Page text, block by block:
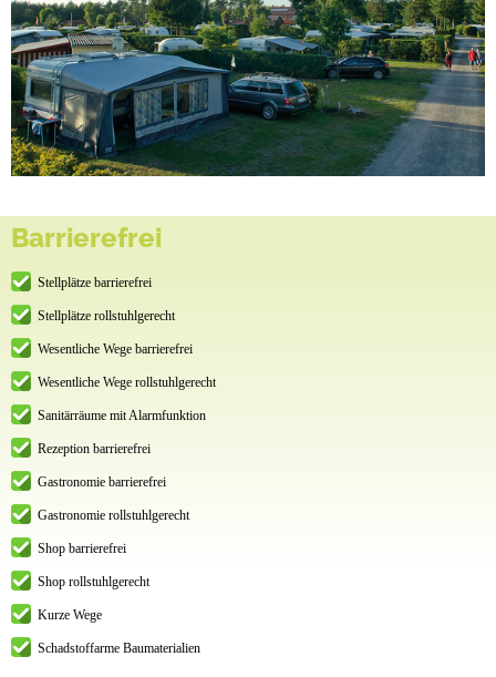
Barrierefrei
Stellplätze barrierefrei
Stellplätze rollstuhlgerecht
Wesentliche Wege barrierefrei
Wesentliche Wege rollstuhlgerecht
Sanitärräume mit Alarmfunktion
Rezeption barrierefrei
Gastronomie barrierefrei
Gastronomie rollstuhlgerecht
Shop barrierefrei
Shop rollstuhlgerecht
Kurze Wege
Schadstoffarme Baumaterialien